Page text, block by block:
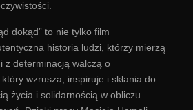
dokąd” to nie tylko film
historia ludzi, którzy mierzą
z determinacją walczą o
wzrusza, inspiruje i skłania do
życia i solidarnością w obliczu